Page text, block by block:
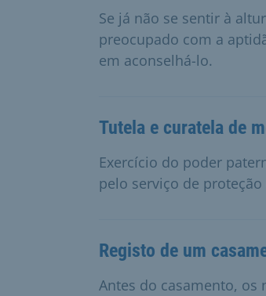
Se já não se sentir à
preocupado com a
em aconselhá-lo.
Tutela e curatela de
Exercício do poder
pelo serviço de
Registo de um
Antes do casamento, os